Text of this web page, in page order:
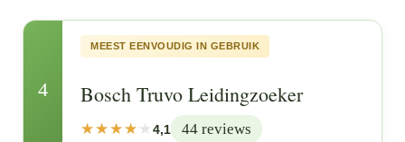
4
MEEST EENVOUDIG IN GEBRUIK
Bosch Truvo Leidingzoeker
4,1 44 reviews